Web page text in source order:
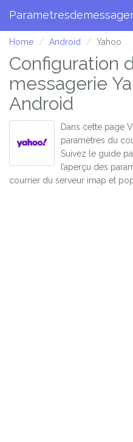
Home Android Yahoo
Configuration
messagerie
Android
Dans cette page
paramètres du
Suivez le guide
l’aperçu des
courrier du serveur imap et